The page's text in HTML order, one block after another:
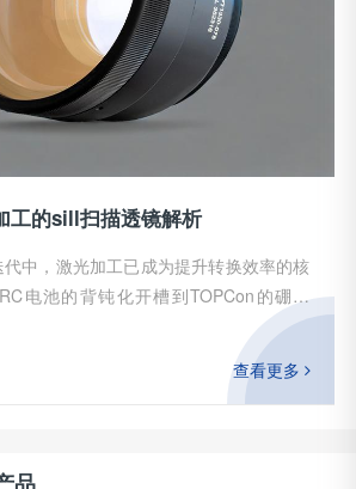
工的sill扫描透镜解析
中，激光加工已成为提升转换效率的核
电池的背钝化开槽到TOPCon的硼掺
池的精密划线。而355nm紫外激光因其对
和冷加工特性，成为光伏制造的“隐形刻
S4LFT1330-075F-Theta镜头如何以
查看更多